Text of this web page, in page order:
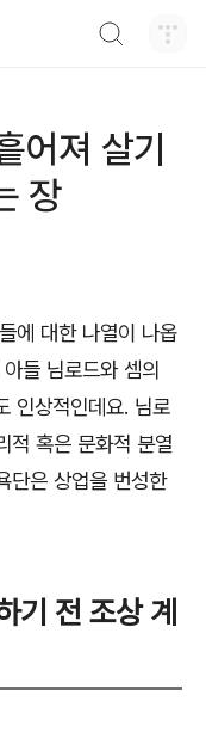
어져 살기
장
에 대한 나열이 나옵
들 님로드와 셈의
인상적인데요. 님로
적 혹은 문화적 분열
단은 상업을 번성한
기 전 조상 계